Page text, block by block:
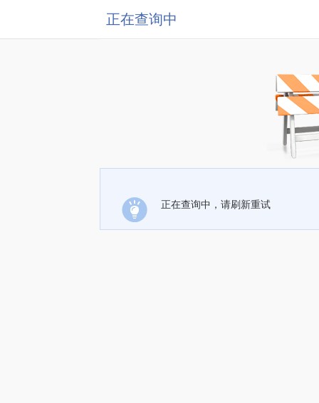
正在查询中
正在查询中，请刷新重试